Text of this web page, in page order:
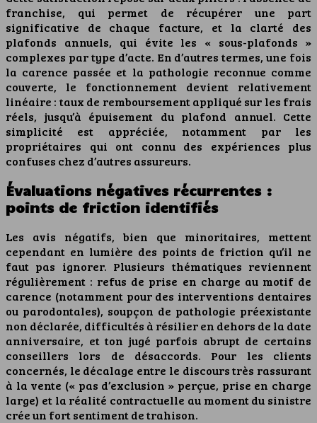
franchise, qui permet de récupérer une part
significative de chaque facture, et la clarté des
plafonds annuels, qui évite les « sous-plafonds »
complexes par type d’acte. En d’autres termes, une fois
la carence passée et la pathologie reconnue comme
couverte, le fonctionnement devient relativement
linéaire : taux de remboursement appliqué sur les frais
réels, jusqu’à épuisement du plafond annuel. Cette
simplicité est appréciée, notamment par les
propriétaires qui ont connu des expériences plus
confuses chez d’autres assureurs.
Évaluations négatives récurrentes :
points de friction identifiés
Les avis négatifs, bien que minoritaires, mettent
cependant en lumière des points de friction qu’il ne
faut pas ignorer. Plusieurs thématiques reviennent
régulièrement : refus de prise en charge au motif de
carence (notamment pour des interventions dentaires
ou parodontales), soupçon de pathologie préexistante
non déclarée, difficultés à résilier en dehors de la date
anniversaire, et ton jugé parfois abrupt de certains
conseillers lors de désaccords. Pour les clients
concernés, le décalage entre le discours très rassurant
à la vente (« pas d’exclusion » perçue, prise en charge
large) et la réalité contractuelle au moment du sinistre
crée un fort sentiment de trahison.